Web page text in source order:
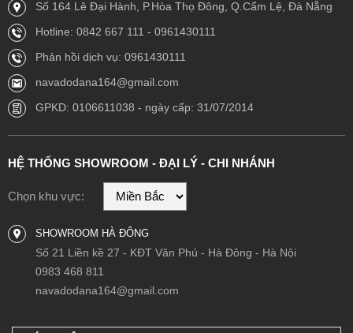
Số 164 Lê Đại Hành, P.Hòa Thọ Đông, Q.Cẩm Lệ, Đà Nẵng
Hotline: 0842 667 111 - 0961430111
Phản hồi dịch vụ: 0961430111
navadodana164@gmail.com
GPKD: 0106611038 - ngày cấp: 31/07/2014
HỆ THỐNG SHOWROOM - ĐẠI LÝ - CHI NHÁNH
Chọn khu vực:
SHOWROOM HÀ ĐÔNG
Số 21 Liền kề 27 - KĐT Văn Phú - Hà Đông - Hà Nội
0983 468 811
navadodana164@gmail.com